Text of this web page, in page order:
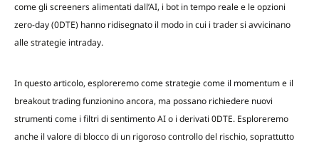
come gli screeners alimentati dall’AI, i bot in tempo reale e le opzioni
zero-day (0DTE) hanno ridisegnato il modo in cui i trader si avvicinano
alle strategie intraday.
In questo articolo, esploreremo come strategie come il momentum e il
breakout trading funzionino ancora, ma possano richiedere nuovi
strumenti come i filtri di sentimento AI o i derivati 0DTE. Esploreremo
anche il valore di blocco di un rigoroso controllo del rischio, soprattutto